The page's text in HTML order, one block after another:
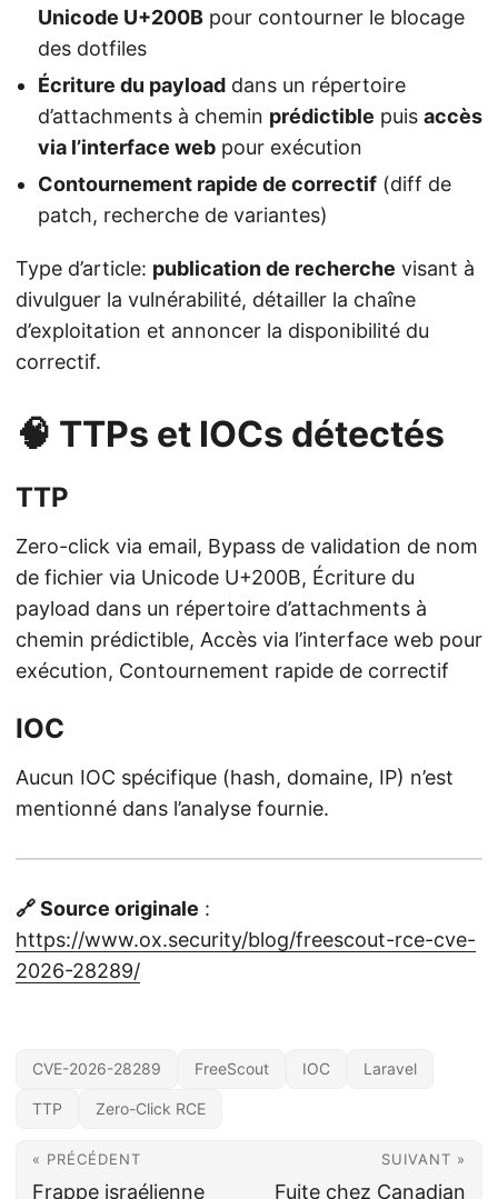
Unicode U+200B pour contourner le blocage
des dotfiles
Écriture du payload dans un répertoire
d’attachments à chemin prédictible puis accès
via l’interface web pour exécution
Contournement rapide de correctif (diff de
patch, recherche de variantes)
Type d’article: publication de recherche visant à
divulguer la vulnérabilité, détailler la chaîne
d’exploitation et annoncer la disponibilité du
correctif.
🧠 TTPs et IOCs détectés
TTP
Zero-click via email, Bypass de validation de nom
de fichier via Unicode U+200B, Écriture du
payload dans un répertoire d’attachments à
chemin prédictible, Accès via l’interface web pour
exécution, Contournement rapide de correctif
IOC
Aucun IOC spécifique (hash, domaine, IP) n’est
mentionné dans l’analyse fournie.
🔗 Source originale :
https://www.ox.security/blog/freescout-rce-cve-
2026-28289/
CVE-2026-28289 FreeScout IOC Laravel
TTP Zero-Click RCE
« PRÉCÉDENT
Frappe israélienne
SUIVANT »
Fuite chez Canadian